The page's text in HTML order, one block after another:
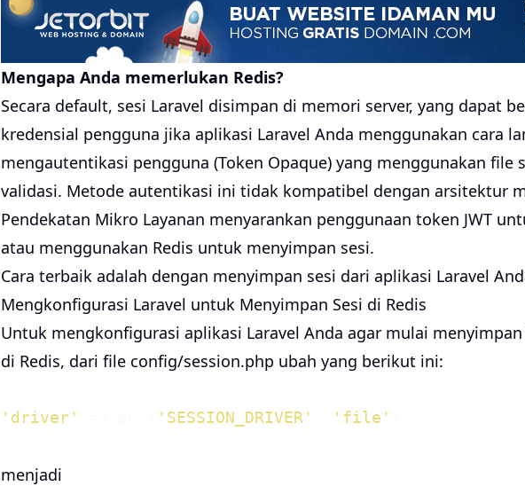
Mengapa Anda memerlukan Redis?
Secara default, sesi Laravel disimpan di memori server, yang dapat
kredensial pengguna jika aplikasi Laravel Anda menggunakan cara
mengautentikasi pengguna (Token Opaque) yang menggunakan file
validasi. Metode autentikasi ini tidak kompatibel dengan arsitektur
Pendekatan Mikro Layanan menyarankan penggunaan token JWT
atau menggunakan Redis untuk menyimpan sesi.
Cara terbaik adalah dengan menyimpan sesi dari aplikasi Laravel
Mengkonfigurasi Laravel untuk Menyimpan Sesi di Redis
Untuk mengkonfigurasi aplikasi Laravel Anda agar mulai
di Redis, dari file config/session.php ubah yang berikut ini:
'driver' 'SESSION_DRIVER' 'file'
menjadi